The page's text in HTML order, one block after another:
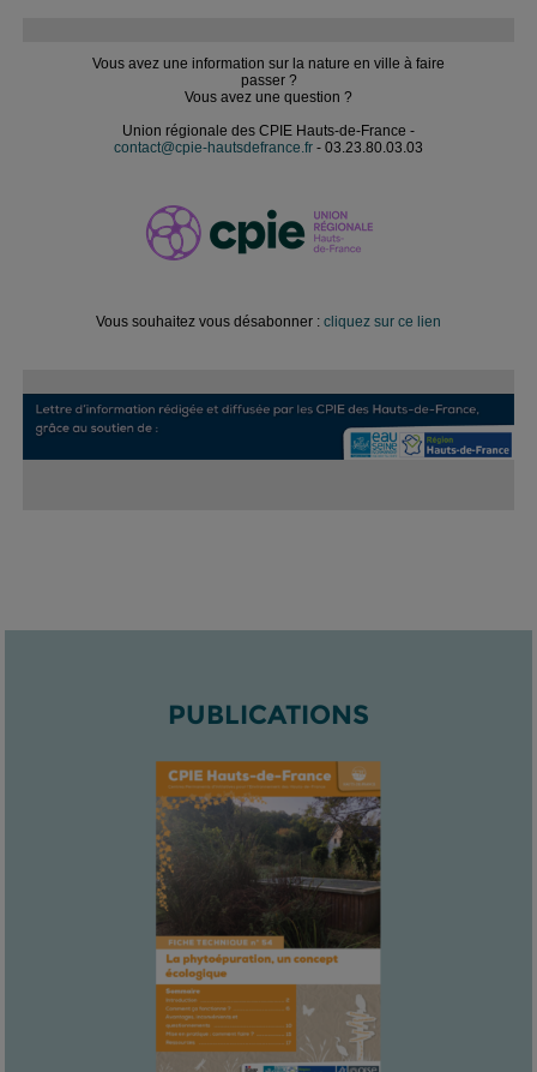
Vous avez une information sur la nature en ville à faire
passer ?
Vous avez une question ?
Union régionale des CPIE Hauts-de-France -
contact@cpie-hautsdefrance.fr - 03.23.80.03.03
Vous souhaitez vous désabonner : cliquez sur ce lien
PUBLICATIONS